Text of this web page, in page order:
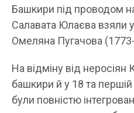
Башкири під проводом
Салавата Юлаєва взяли
Омеляна Пугачова
На відміну від неросіян
башкири й у 18 та першій
були повністю